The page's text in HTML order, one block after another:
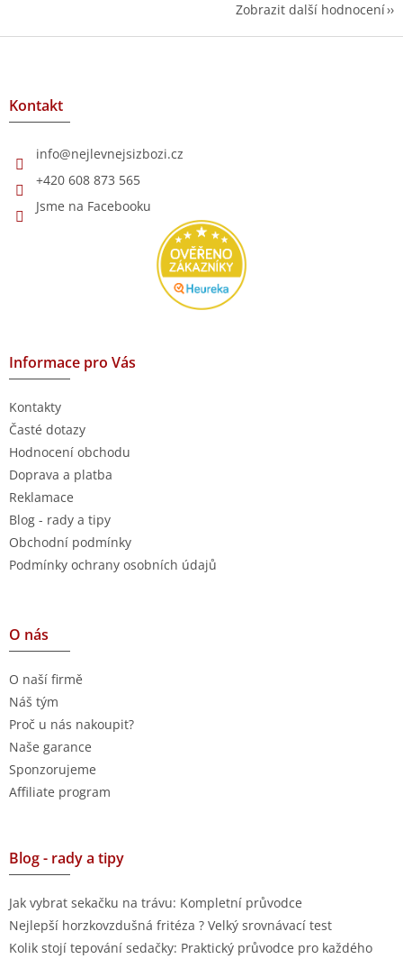
Zobrazit další hodnocení
Z
Kontakt
info@nejlevnejsizbozi.cz
+420 608 873 565
Jsme na Facebooku
Informace pro Vás
Kontakty
Časté dotazy
Hodnocení obchodu
Doprava a platba
Reklamace
Blog - rady a tipy
Obchodní podmínky
Podmínky ochrany osobních údajů
O nás
O naší firmě
Náš tým
Proč u nás nakoupit?
Naše garance
Sponzorujeme
Affiliate program
Blog - rady a tipy
Jak vybrat sekačku na trávu: Kompletní průvodce
Nejlepší horzkovzdušná fritéza ? Velký srovnávací test
Kolik stojí tepování sedačky: Praktický průvodce pro každého